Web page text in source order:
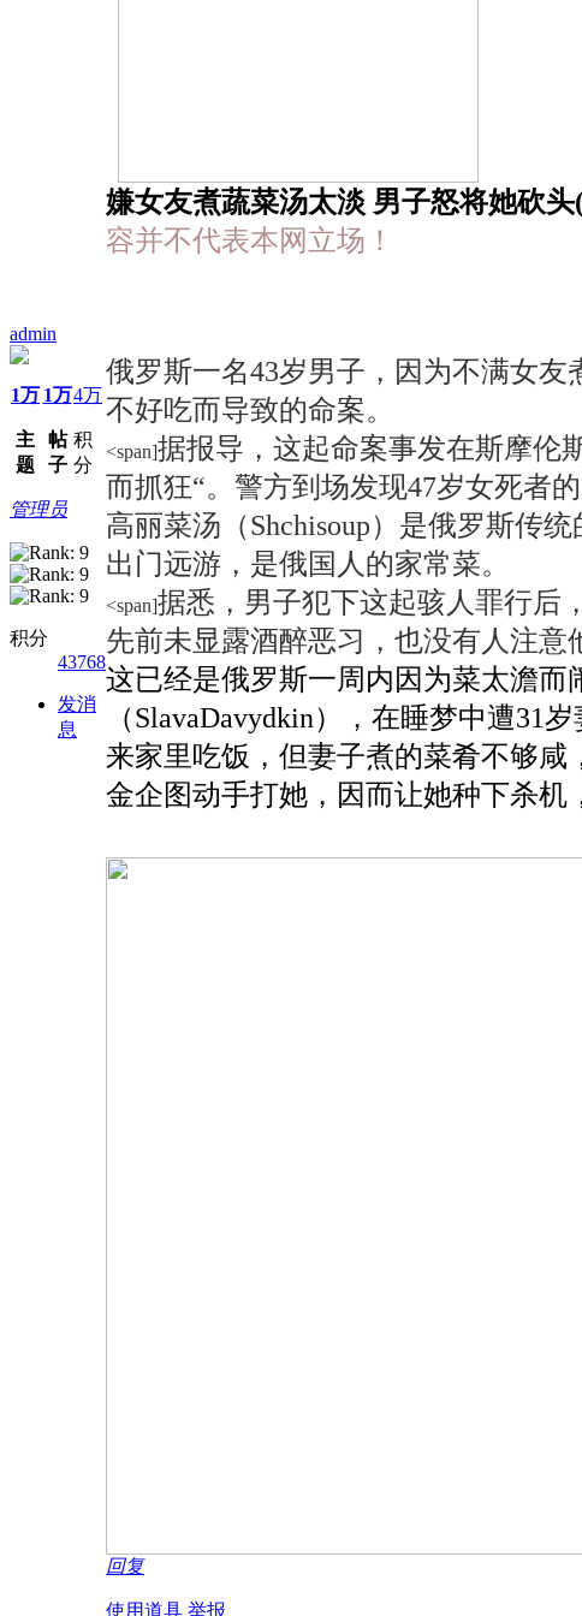
admin
1万
主
题
1万
帖
子
4万
积
分
管理员
积分
43768
发消
息
嫌女友煮蔬菜汤太淡 男子怒将她砍头
容并不代表本网立场！
俄罗斯一名43岁男子，因为不满女
不好吃而导致的命案。
<span]据报导，这起命案事发在斯摩伦
而抓狂“。警方到场发现47岁女死者
高丽菜汤（Shchisoup）是俄罗斯传
出门远游，是俄国人的家常菜。
<span]据悉，男子犯下这起骇人罪行后
先前未显露酒醉恶习，也没有人注意
这已经是俄罗斯一周内因为菜太澹而
（SlavaDavydkin），在睡梦中遭31
来家里吃饭，但妻子煮的菜肴不够
金企图动手打她，因而让她种下杀机
回复
使用道具 举报